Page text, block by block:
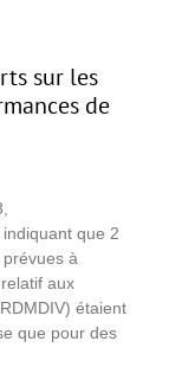
sur les
de
que 2
à
aux
étaient
que pour des